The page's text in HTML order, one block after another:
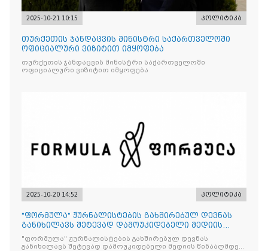
2025-10-21 10:15 პოლიტიკა
თურქეთის ჯანდაცვის მინისტრი საქართველოში
ოფიციალური ვიზიტით იმყოფება
თურქეთის ჯანდაცვის მინისტრი საქართველოში
ოფიციალური ვიზიტით იმყოფება
2025-10-20 14:52 პოლიტიკა
"ფორმულა" ჟურნალისტების გახშირებულ დევნას
განიხილავს შეტევად დამოუკიდებელი მედიის
წინააღმდ
"ფორმულა" ჟურნალისტების გახშირებულ დევნას
განიხილავს შეტევად დამოუკიდებელი მედიის წინააღმდეგ,